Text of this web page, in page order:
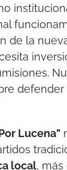
de la
defender
Lucena"
local, más